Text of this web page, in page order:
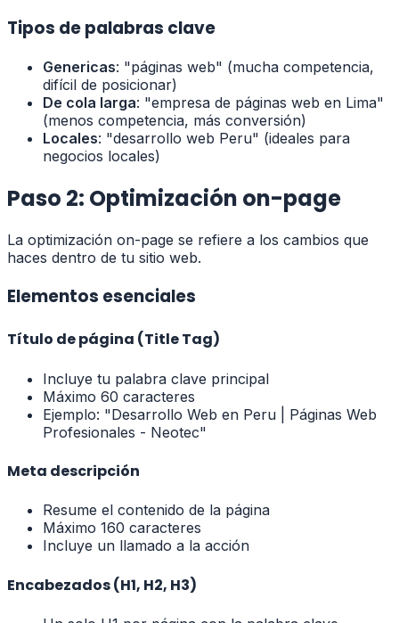
Tipos de palabras clave
Genericas: "páginas web" (mucha competencia,
difícil de posicionar)
De cola larga: "empresa de páginas web en Lima"
(menos competencia, más conversión)
Locales: "desarrollo web Peru" (ideales para
negocios locales)
Paso 2: Optimización on-page
La optimización on-page se refiere a los cambios que
haces dentro de tu sitio web.
Elementos esenciales
Título de página (Title Tag)
Incluye tu palabra clave principal
Máximo 60 caracteres
Ejemplo: "Desarrollo Web en Peru | Páginas Web
Profesionales - Neotec"
Meta descripción
Resume el contenido de la página
Máximo 160 caracteres
Incluye un llamado a la acción
Encabezados (H1, H2, H3)